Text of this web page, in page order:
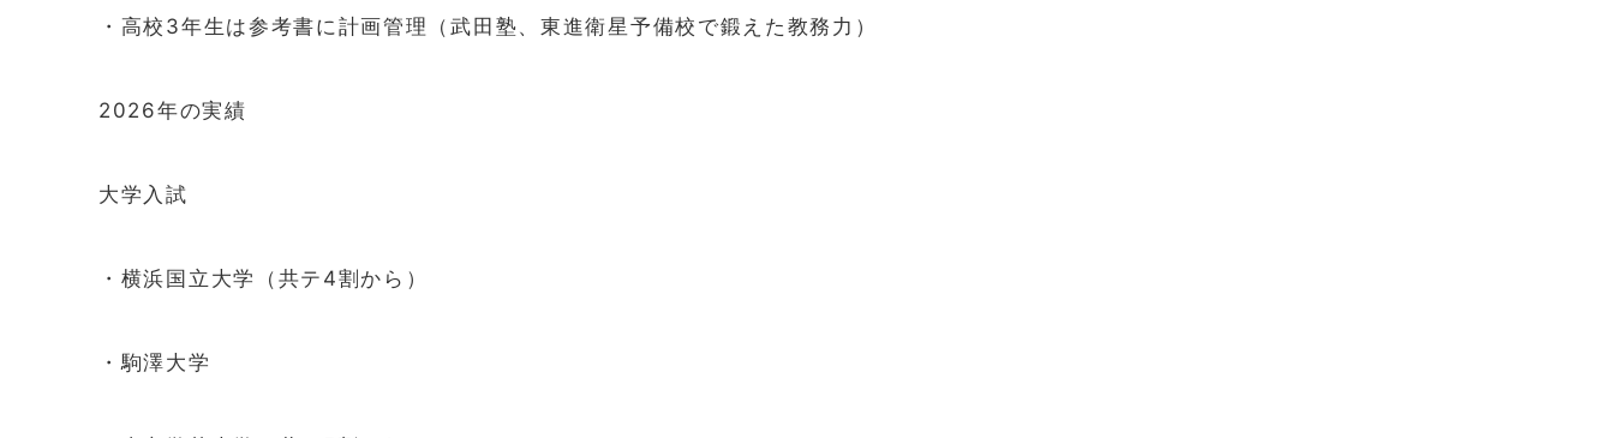
・高校3年生は参考書に計画管理（武田塾、東進衛星予備校で鍛えた教務力）
2026年の実績
大学入試
・横浜国立大学（共テ4割から）
・駒澤大学